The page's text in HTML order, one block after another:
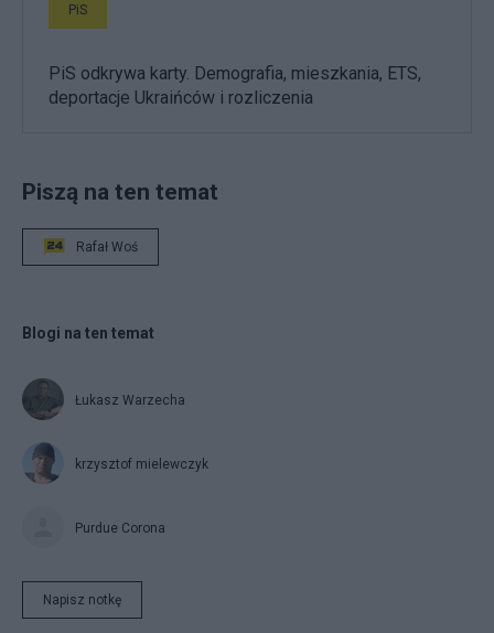
PiS
PiS odkrywa karty. Demografia, mieszkania, ETS,
deportacje Ukraińców i rozliczenia
Piszą na ten temat
Rafał Woś
Blogi na ten temat
Łukasz Warzecha
krzysztof mielewczyk
Purdue Corona
Napisz notkę